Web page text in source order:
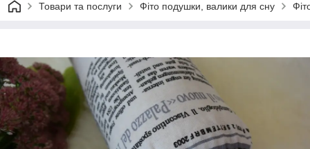
Товари та послуги Фіто подушки, валики для сну